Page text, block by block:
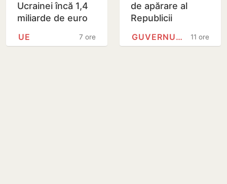
Ucrainei încă 1,4
miliarde de euro
generate de
7 ore
UE
de apărare al
Republicii
să fie modernizat
11 ore
GUVERNUL REPUBLICII MOLDOVA